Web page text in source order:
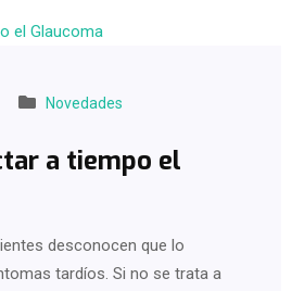
Novedades
a tiempo el
desconocen que lo
tardíos. Si no se trata a